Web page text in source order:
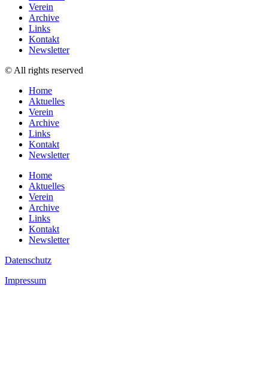
Verein
Archive
Links
Kontakt
Newsletter
© All rights reserved
Home
Aktuelles
Verein
Archive
Links
Kontakt
Newsletter
Home
Aktuelles
Verein
Archive
Links
Kontakt
Newsletter
Datenschutz
Impressum